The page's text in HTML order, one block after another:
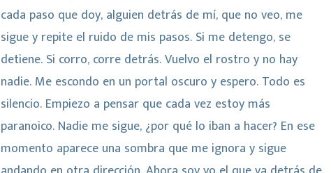
cada paso que doy, alguien detrás de mí, que no veo, me
sigue y repite el ruido de mis pasos. Si me detengo, se
detiene. Si corro, corre detrás. Vuelvo el rostro y no hay
nadie. Me escondo en un portal oscuro y espero. Todo es
silencio. Empiezo a pensar que cada vez estoy más
paranoico. Nadie me sigue, ¿por qué lo iban a hacer? En ese
momento aparece una sombra que me ignora y sigue